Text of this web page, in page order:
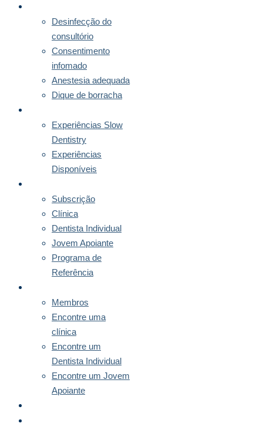
Desinfecção do
consultório
Consentimento
infomado
Anestesia adequada
Dique de borracha
Experiências Slow
Dentistry
Experiências
Disponíveis
Subscrição
Clínica
Dentista Individual
Jovem Apoiante
Programa de
Referência
Membros
Encontre uma
clínica
Encontre um
Dentista Individual
Encontre um Jovem
Apoiante